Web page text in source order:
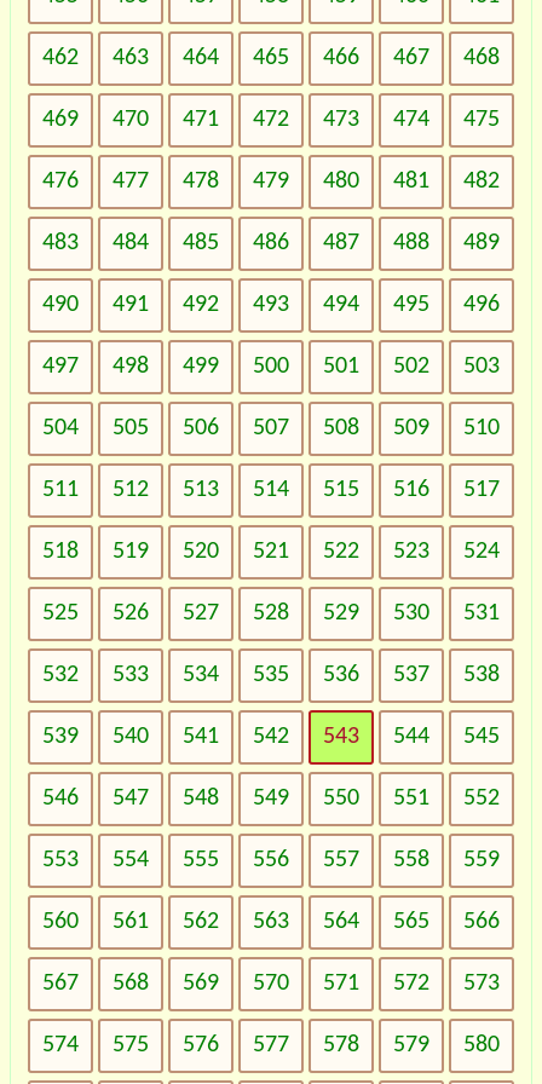
462 463 464 465 466 467 468
469 470 471 472 473 474 475
476 477 478 479 480 481 482
483 484 485 486 487 488 489
490 491 492 493 494 495 496
497 498 499 500 501 502 503
504 505 506 507 508 509 510
511 512 513 514 515 516 517
518 519 520 521 522 523 524
525 526 527 528 529 530 531
532 533 534 535 536 537 538
539 540 541 542 543 544 545
546 547 548 549 550 551 552
553 554 555 556 557 558 559
560 561 562 563 564 565 566
567 568 569 570 571 572 573
574 575 576 577 578 579 580